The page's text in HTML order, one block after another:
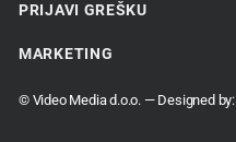
PRIJAVI GREŠKU
MARKETING
© Video Media d.o.o. — Designed by: